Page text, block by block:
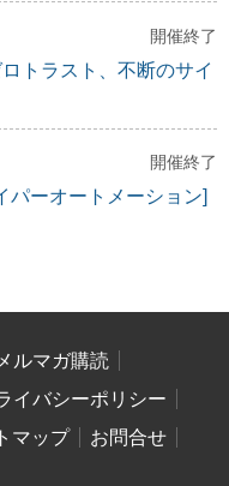
開催終了
トラスト、不断のサイ
開催終了
パーオートメーション]
メルマガ購読
イバシーポリシー
マップ
お問合せ